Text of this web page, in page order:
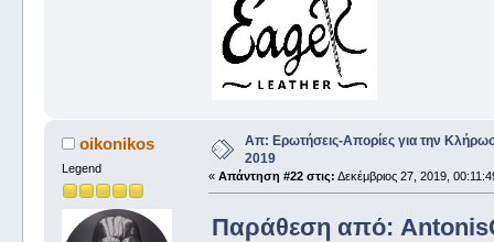
oikonikos
Legend
Απ: Ερωτήσεις-Απορίες για την
2019
«Απάντηση #22 στις: Δεκέμβριος 27, 2019,
Παράθεση από: